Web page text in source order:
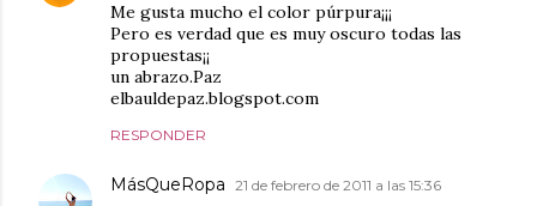
Me gusta mucho el color púrpura¡¡¡
Pero es verdad que es muy oscuro todas las
propuestas¡¡
un abrazo.Paz
elbauldepaz.blogspot.com
RESPONDER
MásQueRopa 21 de febrero de 2011 a las 15:36